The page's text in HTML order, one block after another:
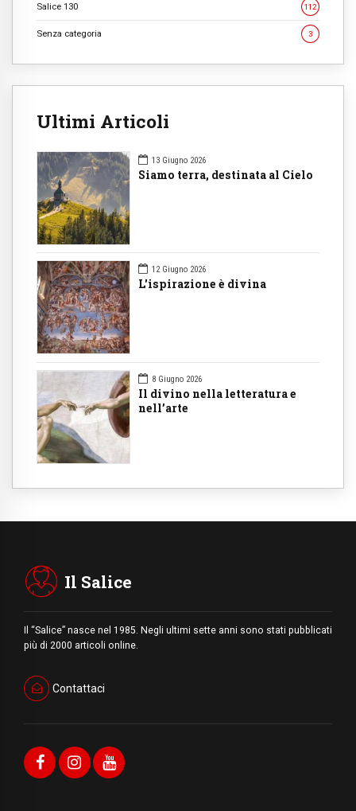
Salice 130 112
Senza categoria 3
Ultimi Articoli
13 Giugno 2026
Siamo terra, destinata al Cielo
12 Giugno 2026
L'ispirazione è divina
8 Giugno 2026
Il divino nella letteratura e
nell’arte
Il Salice
Il “Salice” nasce nel 1985. Negli ultimi sette anni sono stati pubblicati
più di 2000 articoli online.
Contattaci